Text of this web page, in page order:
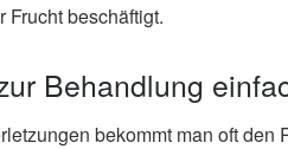
Frucht beschäftigt.
Behandlung
bekommt man oft den